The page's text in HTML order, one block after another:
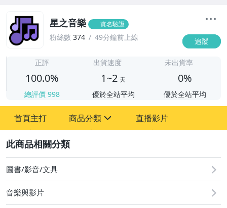
星之音樂 實名驗證
粉絲數 374 49分鐘前上線 追蹤
正評
100.0%
總評價 998
出貨速度
1~2 天
優於全站平均
未出貨率
0%
優於全站平均
首頁主打 商品分類
圖書/影音/文具
家電與影音視聽
直播影片
圖書/影音/文具
音樂與影片